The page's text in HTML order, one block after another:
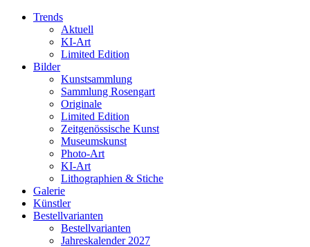
Trends
Aktuell
KI-Art
Limited Edition
Bilder
Kunstsammlung
Sammlung Rosengart
Originale
Limited Edition
Zeitgenössische Kunst
Museumskunst
Photo-Art
KI-Art
Lithographien & Stiche
Galerie
Künstler
Bestellvarianten
Bestellvarianten
Jahreskalender 2027